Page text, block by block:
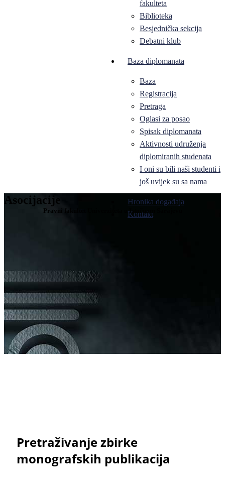
fakulteta
Biblioteka
Besjednička sekcija
Debatni klub
Baza diplomanata
Baza
Registracija
Pretraga
Oglasi za posao
Spisak diplomanata
Aktivnosti udruženja
diplomiranih studenata
I oni su bili naši studenti i
još uvijek su sa nama
Hronika događaja
Kontakt
Asocijacije
Pravni fakultet Univerziteta u Istočnom Sarajevu
Pretraživanje zbirke
monografskih publikacija